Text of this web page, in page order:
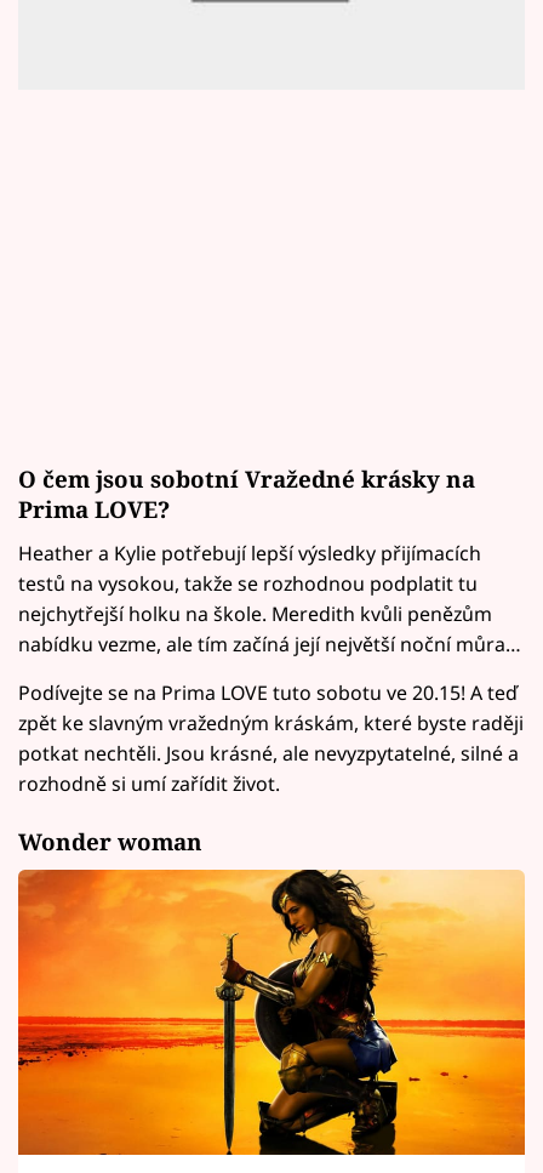
více než je běžné...
O čem jsou sobotní Vražedné krásky na
Prima LOVE?
Heather a Kylie potřebují lepší výsledky přijímacích
testů na vysokou, takže se rozhodnou podplatit tu
nejchytřejší holku na škole. Meredith kvůli penězům
nabídku vezme, ale tím začíná její největší noční můra…
Podívejte se na Prima LOVE tuto sobotu ve 20.15! A teď
zpět ke slavným vražedným kráskám, které byste raději
potkat nechtěli. Jsou krásné, ale nevyzpytatelné, silné a
rozhodně si umí zařídit život.
Wonder woman